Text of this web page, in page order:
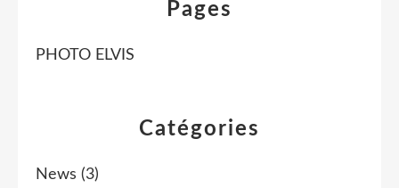
Catégories
News (3)
Pages
PHOTO ELVIS